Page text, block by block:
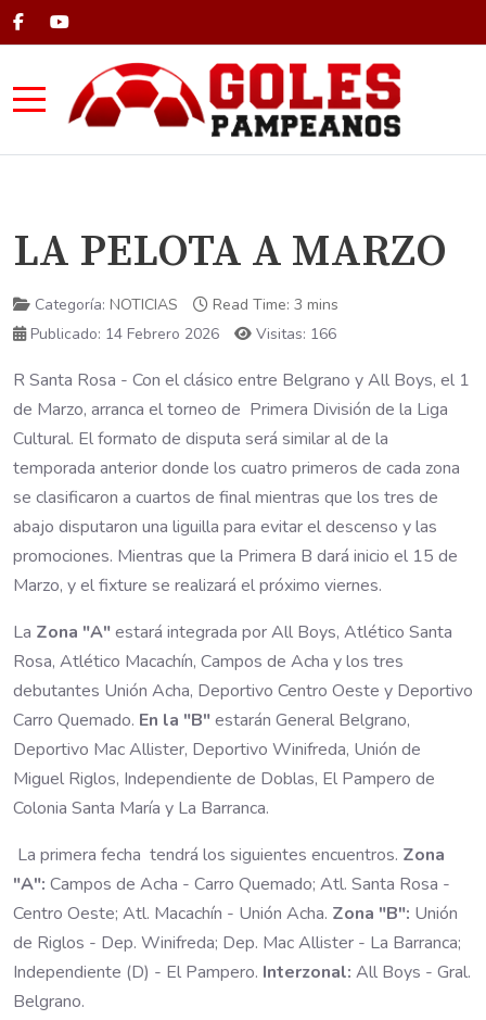
Mobile Menu Toggle
LA PELOTA A MARZO
Categoría: NOTICIAS
Read Time: 3 mins
Publicado: 14 Febrero 2026
Visitas: 166
R Santa Rosa - Con el clásico entre Belgrano y All Boys, el 1
de Marzo, arranca el torneo de Primera División de la Liga
Cultural. El formato de disputa será similar al de la
temporada anterior donde los cuatro primeros de cada zona
se clasificaron a cuartos de final mientras que los tres de
abajo disputaron una liguilla para evitar el descenso y las
promociones. Mientras que la Primera B dará inicio el 15 de
Marzo, y el fixture se realizará el próximo viernes.
La Zona "A"estará integrada por All Boys, Atlético Santa
Rosa, Atlético Macachín, Campos de Acha y los tres
debutantes Unión Acha, Deportivo Centro Oeste y Deportivo
Carro Quemado. En la "B"estarán General Belgrano,
Deportivo Mac Allister, Deportivo Winifreda, Unión de
Miguel Riglos, Independiente de Doblas, El Pampero de
Colonia Santa María y La Barranca.
La primera fecha tendrá los siguientes encuentros. Zona
"A": Campos de Acha - Carro Quemado; Atl. Santa Rosa -
Centro Oeste; Atl. Macachín - Unión Acha. Zona "B": Unión
de Riglos - Dep. Winifreda; Dep. Mac Allister - La Barranca;
Independiente (D) - El Pampero. Interzonal: All Boys - Gral.
Belgrano.